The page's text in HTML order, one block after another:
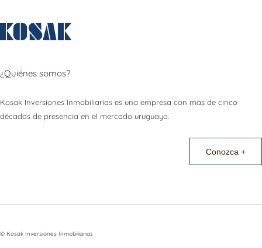
¿Quiénes somos?
Kosak Inversiones Inmobiliarias es una empresa con más de cinco
décadas de presencia en el mercado uruguayo.
Conozca +
© Kosak Inversiones Inmobiliarias